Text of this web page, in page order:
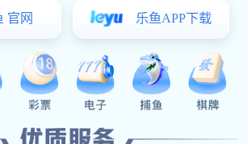
辉达娱乐: 长鸿精密合作客户-广州工业研究院
咨询电话